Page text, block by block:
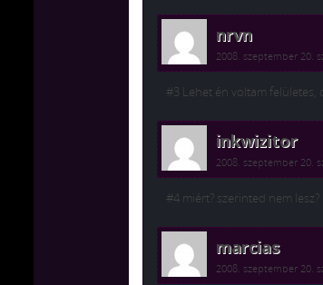
nrvn
2008. szeptember 20.
#3 Lehet én voltam felületes,
inkwizitor
2008. szeptember 20.
#4 miért? szerinted nem lesz?
marcias
2008. szeptember 20.